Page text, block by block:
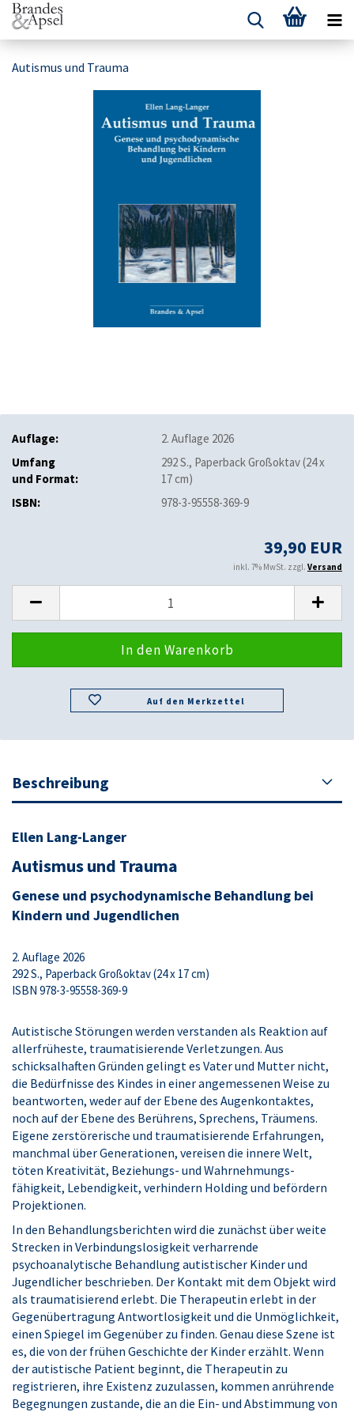
Autismus und Trauma
Auflage:
2. Auflage 2026
Umfang
und Format:
292 S., Paperback Großoktav (24 x
17 cm)
ISBN:
978-3-95558-369-9
39,90 EUR
inkl. 7% MwSt. zzgl. Versand
Auf den Merkzettel
Beschreibung
Ellen Lang-Langer
Autismus und Trauma
Genese und psychodynamische Behandlung bei
Kindern und Jugendlichen
2. Auflage 2026
292 S., Paperback Großoktav (24 x 17 cm)
ISBN 978-3-95558-369-9
Autistische Störungen werden verstanden als Reaktion auf
allerfrüheste, traumatisierende Verletzungen. Aus
schicksalhaften Gründen gelingt es Vater und Mutter nicht,
die Bedürfnisse des Kindes in einer angemessenen Weise zu
beantworten, weder auf der Ebene des Augenkontaktes,
noch auf der Ebene des Berührens, Sprechens, Träumens.
Eigene zerstörerische und traumatisierende Erfahrungen,
manchmal über Generationen, vereisen die innere Welt,
töten Kreativität, Beziehungs- und Wahrnehmungs­
fähigkeit, Lebendigkeit, verhindern Holding und befördern
Projektionen.
In den Behandlungsberichten wird die zunächst über weite
Strecken in Verbindungslosigkeit verharrende
psychoanalytische Behandlung autistischer Kinder und
Jugendlicher beschrieben. Der Kontakt mit dem Objekt wird
als traumatisierend erlebt. Die Therapeutin erlebt in der
Gegenübertragung Antwortlosigkeit und die Unmöglichkeit,
einen Spiegel im Gegenüber zu finden. Genau diese Szene ist
es, die von der frühen Geschichte der Kinder erzählt. Wenn
der autistische Patient beginnt, die Therapeutin zu
registrieren, ihre Existenz zuzulassen, kommen anrührende
Begegnungen zustande, die an die Ein- und Abstimmung von